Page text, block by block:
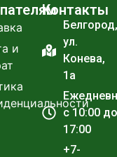
и
Контакты
Белгород,
ул.
Конева,
1а
с 10:00 до
17:00
+7-